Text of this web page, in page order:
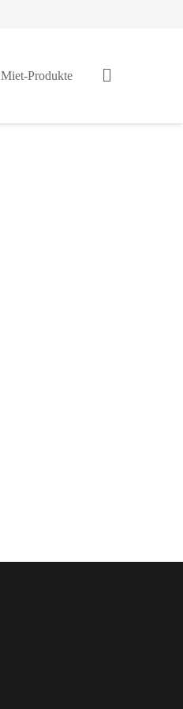
Miet-Produkte